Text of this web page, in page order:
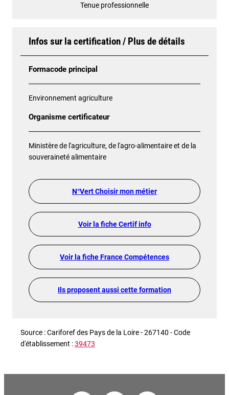
Tenue professionnelle
Infos sur la certification / Plus de détails
Formacode principal
Environnement agriculture
Organisme certificateur
Ministère de l'agriculture, de l'agro-alimentaire et de la
souveraineté alimentaire
N°Vert Choisir mon métier
Voir la fiche Certif info
Voir la fiche France Compétences
Ils proposent aussi cette formation
Source : Cariforef des Pays de la Loire - 267140 - Code
d'établissement :39473